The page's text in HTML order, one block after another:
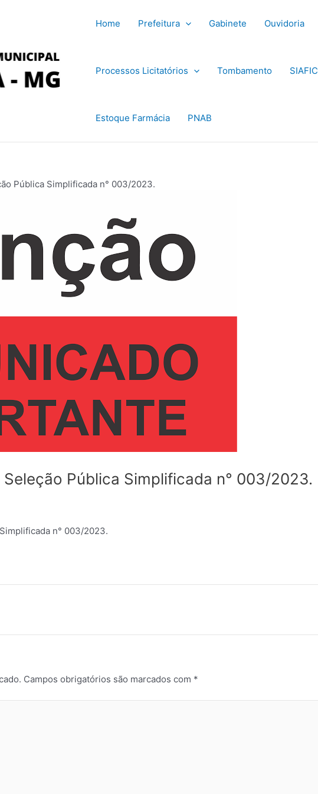
Home Prefeitura Gabinete Ouvidoria
Processos Licitatórios Tombamento SIAFIC
Estoque Farmácia PNAB
Pública Simplificada n° 003/2023.
Pública Simplificada n° 003/2023.
n° 003/2023.
Campos obrigatórios são marcados com *